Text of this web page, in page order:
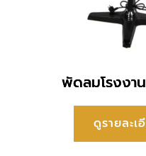
พัดลมโรงงา
ดูรายละเ